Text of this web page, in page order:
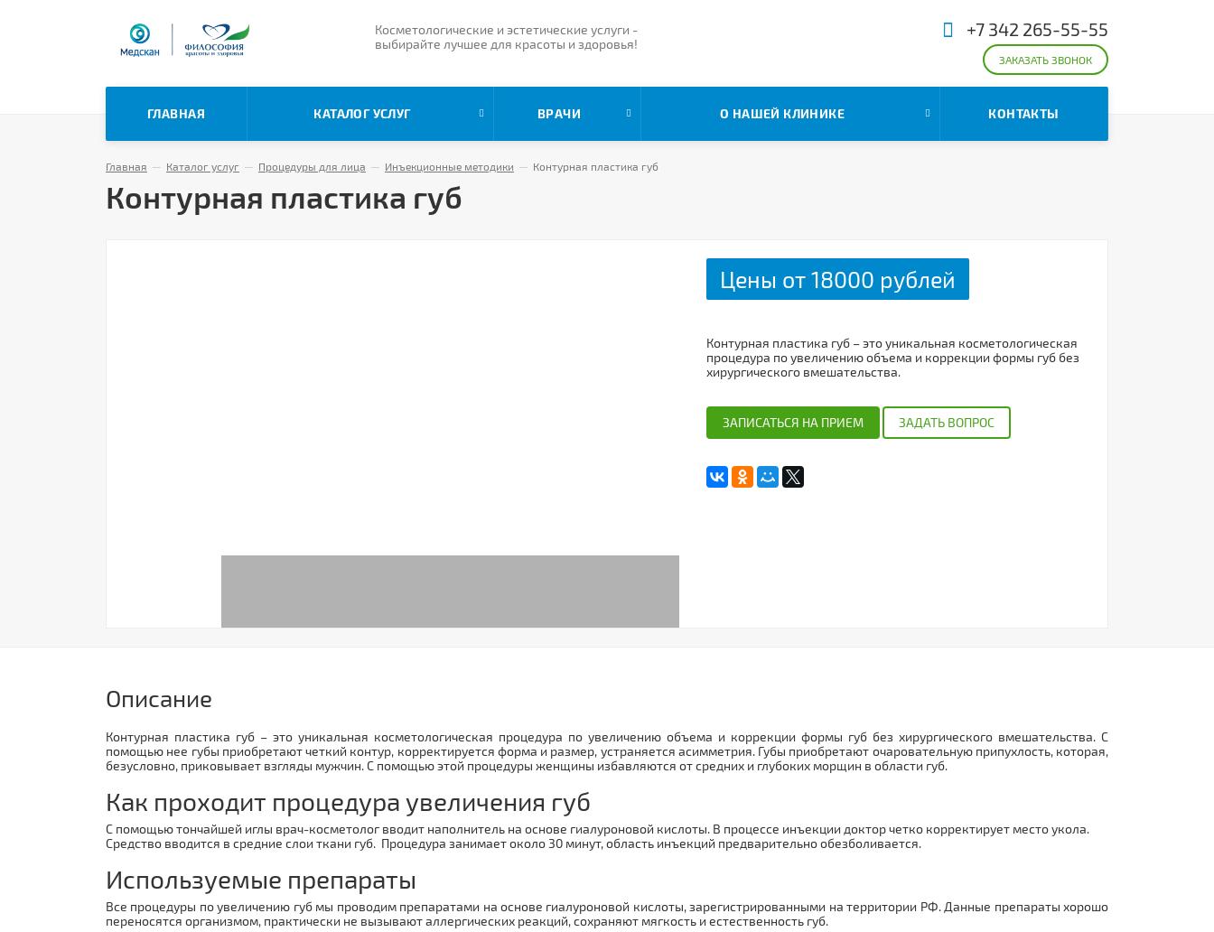
Косметологические и эстетические услуги -
выбирайте лучшее для красоты и здоровья!
+7 342 265-55-55
ЗАКАЗАТЬ ЗВОНОК
ГЛАВНАЯ КАТАЛОГ УСЛУГ ВРАЧИ О НАШЕЙ КЛИНИКЕ КОНТАКТЫ
Главная — Каталог услуг — Процедуры для лица — Инъекционные методики — Контурная пластика губ
Контурная пластика губ
Цены от 18000 рублей
Контурная пластика губ – это уникальная косметологическая
процедура по увеличению объема и коррекции формы губ без
хирургического вмешательства.
ЗАПИСАТЬСЯ НА ПРИЕМ ЗАДАТЬ ВОПРОС
Описание
Контурная пластика губ – это уникальная косметологическая процедура по увеличению объема и коррекции формы губ без хирургического вмешательства. С
помощью нее губы приобретают четкий контур, корректируется форма и размер, устраняется асимметрия. Губы приобретают очаровательную припухлость, которая,
безусловно, приковывает взгляды мужчин. С помощью этой процедуры женщины избавляются от средних и глубоких морщин в области губ.
Как проходит процедура увеличения губ
С помощью тончайшей иглы врач-косметолог вводит наполнитель на основе гиалуроновой кислоты. В процессе инъекции доктор четко корректирует место укола.
Средство вводится в средние слои ткани губ. Процедура занимает около 30 минут, область инъекций предварительно обезболивается.
Используемые препараты
Все процедуры по увеличению губ мы проводим препаратами на основе гиалуроновой кислоты, зарегистрированными на территории РФ. Данные препараты хорошо
переносятся организмом, практически не вызывают аллергических реакций, сохраняют мягкость и естественность губ.